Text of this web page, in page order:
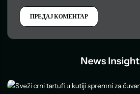
News Insight